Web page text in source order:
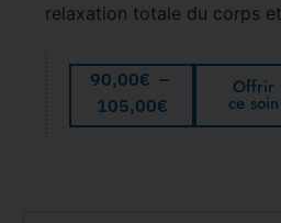
relaxation totale du corps et
90,00€ –
105,00€
Offrir
ce soin